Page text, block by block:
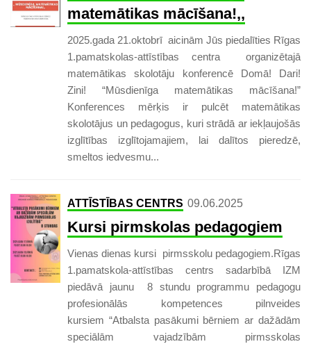
matemātikas mācīšana!,,
2025.gada 21.oktobrī aicinām Jūs piedalīties Rīgas
1.pamatskolas-attīstības centra organizētajā
matemātikas skolotāju konferencē Domā! Dari!
Zini! “Mūsdienīga matemātikas mācīšana!”
Konferences mērķis ir pulcēt matemātikas
skolotājus un pedagogus, kuri strādā ar iekļaujošās
izglītības izglītojamajiem, lai dalītos pieredzē,
smeltos iedvesmu...
ATTĪSTĪBAS CENTRS 09.06.2025
Kursi pirmskolas pedagogiem
Vienas dienas kursi pirmsskolu pedagogiem.Rīgas
1.pamatskola-attīstības centrs sadarbībā IZM
piedāvā jaunu 8 stundu programmu pedagogu
profesionālās kompetences pilnveides
kursiem “Atbalsta pasākumi bērniem ar dažādām
speciālām vajadzībām pirmsskolas